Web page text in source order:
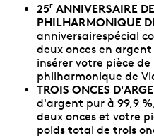
25E ANNIVERSAIRE
PHILHARMONIQUE
anniversairespécial
deux onces en
insérer votre pièce
philharmonique de
TROIS ONCES
d'argent pur à 99,9
deux onces et votre
poids total de trois